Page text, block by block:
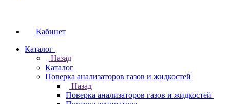
Кабинет
Каталог
Назад
Каталог
Поверка анализаторов газов и жидкостей
Назад
Поверка анализаторов газов и жидкостей